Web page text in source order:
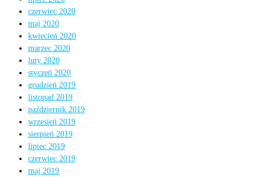
czerwiec 2020
maj 2020
kwiecień 2020
marzec 2020
luty 2020
styczeń 2020
grudzień 2019
listopad 2019
październik 2019
wrzesień 2019
sierpień 2019
lipiec 2019
czerwiec 2019
maj 2019